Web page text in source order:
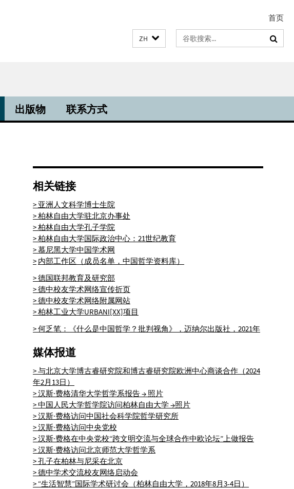
首页
ZH Suchbegriffe
出版物 联系方式
相关链接
> 亚洲人文科学博士生院
> 柏林自由大学驻北京办事处
> 柏林自由大学孔子学院
> 柏林自由大学国际政治中心：21世纪教育
> 慕尼黑大学中国学术网
> 内部工作区（成员名单，中国哲学资料库）
> 德国联邦教育及研究部
> 德中校友学术网络宣传折页
> 德中校友学术网络附属网站
> 柏林工业大学URBANI[XX]项目
> 何乏笔：《什么是中国哲学？批判视角》，迈纳尔出版社，2021年
媒体报道
> 与北京大学博古睿研究院和博古睿研究院欧洲中心商谈合作（2024
年2月13日）
> 汉斯·费格清华大学哲学系报告→ 照片
> 中国人民大学哲学院访问柏林自由大学→照片
> 汉斯·费格访问中国社会科学院哲学研究所
> 汉斯·费格访问中央党校
> 汉斯·费格在中央党校“跨文明交流与全球合作中欧论坛”上做报告
> 汉斯·费格访问北京师范大学哲学系
> 孔子在柏林与尼采在北京
> 德中学术交流校友网络启动会
> “生活智慧”国际学术研讨会（柏林自由大学，2018年8月3-4日）